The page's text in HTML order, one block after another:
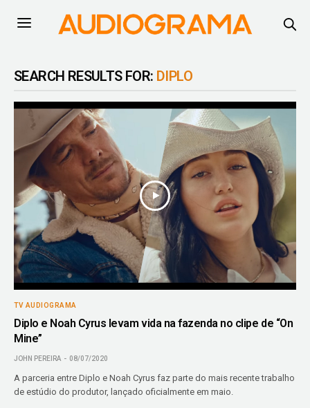
SEARCH RESULTS FOR: DIPLO
TV AUDIOGRAMA
Diplo e Noah Cyrus levam vida na fazenda no clipe de “On
Mine”
JOHN PEREIRA 08/07/2020
A parceria entre Diplo e Noah Cyrus faz parte do mais recente trabalho
de estúdio do produtor, lançado oficialmente em maio.